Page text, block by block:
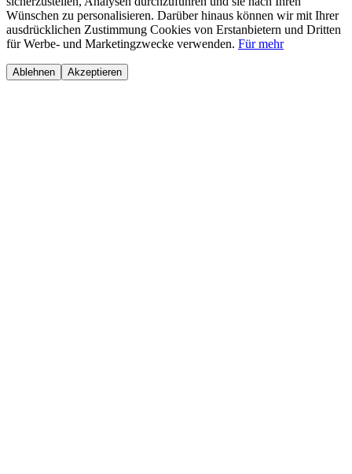
Wünschen zu personalisieren. Darüber hinaus können wir mit Ihrer
ausdrücklichen Zustimmung Cookies von Erstanbietern und Dritten
für Werbe- und Marketingzwecke verwenden. Für mehr
Ablehnen Akzeptieren